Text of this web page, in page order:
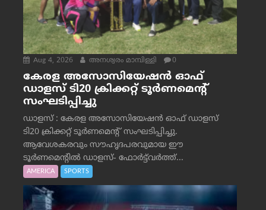
Aug 4, 2026 അനശ്വരം മാമ്പിള്ളി 0
കേരള അസോസിയേഷൻ ഓഫ്
ഡാളസ് ടി20 ക്രിക്കറ്റ് ടൂർണമെന്റ്
സംഘടിപ്പിച്ചു
ഡാളസ് : കേരള അസോസിയേഷൻ ഓഫ് ഡാളസ്
ടി20 ക്രിക്കറ്റ് ടൂർണമെന്റ് സംഘടിപ്പിച്ചു.
ആവേശകരവും സൗഹൃദപരവുമായ ഈ
ടൂർണമെന്റിൽ ഡാളസ്- ഫോർട്ട്‌വര്‍ത്ത്...
AMERICA SPORTS